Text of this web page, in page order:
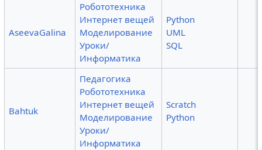
AseevaGalina
Робототехника
Интернет вещей
Моделирование
Уроки/
Информатика
Python
UML
SQL
Bahtuk
Педагогика
Робототехника
Интернет вещей
Моделирование
Уроки/
Информатика
Scratch
Python